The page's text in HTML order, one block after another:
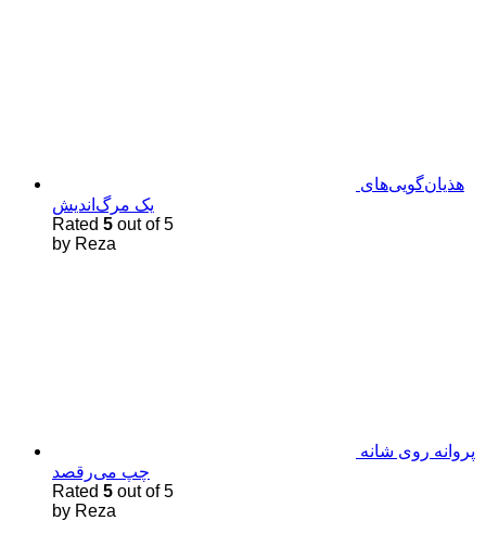
هذیان‌گویی‌های
یک مرگ‌اندیش
Rated 5 out of 5
by Reza
پروانه روی شانه
چپ می‌رقصد
Rated 5 out of 5
by Reza